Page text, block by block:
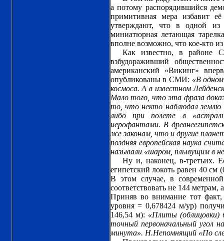
а потому распорядившийся
примитивная мера избавит
утверждают, что в одной из
миниатюрная летающая
вполне возможно, что кое-кто
Как известно, в районе
взбудораживший
американский «Викинг»
опубликованы в СМИ: «В
космоса. А в известном
Мало того, что эта фраза
то, что некто наблюдал землю
либо при полете в
иерофантами. В
же законам, что и другие
поздняя европейская наука
называли «шаром, плывущим в
Ну и, наконец, в-третьих.
египетский локоть равен 40
В этом случае, в
соответствовать не 144
Приняв во внимание тот факт,
уровня = 0,678424 м/ур)
146,54 м): «Плиты (облицовки)
точный первоначальный угол
минута». Н.Непомнящий «По